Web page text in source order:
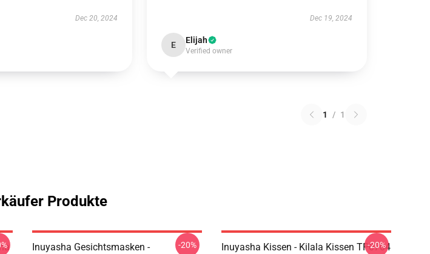
Dec 20, 2024 Dec 19, 2024
E Elijah
Verified owner
1 / 1
Produkte
Inuyasha Gesichtsmasken -
-20% Inuyasha Kissen - Kilala Kissen TP0704
-20%